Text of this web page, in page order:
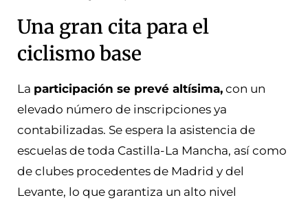
Una gran cita para el
ciclismo base
La participación se prevé altísima, con un
elevado número de inscripciones ya
contabilizadas. Se espera la asistencia de
escuelas de toda Castilla-La Mancha, así como
de clubes procedentes de Madrid y del
Levante, lo que garantiza un alto nivel